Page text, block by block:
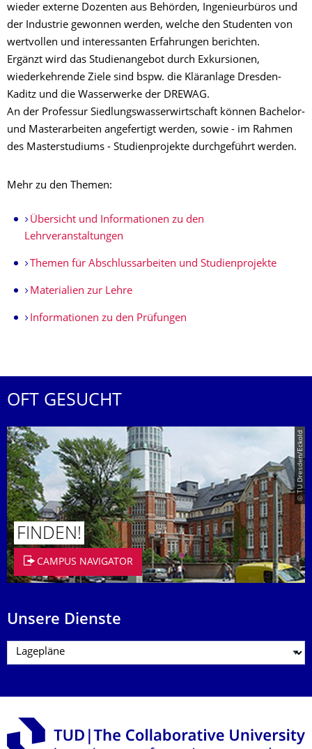
wieder externe Dozenten aus Behörden, Ingenieurbüros und
der Industrie gewonnen werden, welche den Studenten von
wertvollen und interessanten Erfahrungen berichten.
Ergänzt wird das Studienangebot durch Exkursionen,
wiederkehrende Ziele sind bspw. die Kläranlage Dresden-
Kaditz und die Wasserwerke der DREWAG.
An der Professur Siedlungswasserwirtschaft können Bachelor-
und Masterarbeiten angefertigt werden, sowie - im Rahmen
des Masterstudiums - Studienprojekte durchgeführt werden.
Mehr zu den Themen:
Übersicht und Informationen zu den
Lehrveranstaltungen
Themen für Abschlussarbeiten und Studienprojekte
Materialien zur Lehre
Informationen zu den Prüfungen
OFT GESUCHT
© TU Dresden/Eckold
FINDEN!
CAMPUS NAVIGATOR
Unsere Dienste